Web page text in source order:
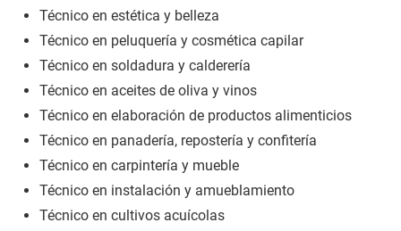
Técnico en estética y belleza
Técnico en peluquería y cosmética capilar
Técnico en soldadura y calderería
Técnico en aceites de oliva y vinos
Técnico en elaboración de productos alimenticios
Técnico en panadería, repostería y confitería
Técnico en carpintería y mueble
Técnico en instalación y amueblamiento
Técnico en cultivos acuícolas